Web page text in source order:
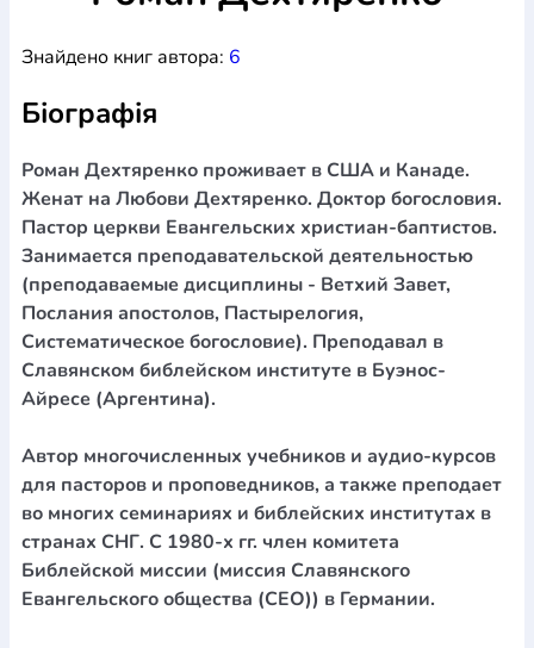
Богослов`я
Шлюб і сім`яЮдаїзм
ПеріодикаАудіо Ручки кулькові
БлокнотиЩоденники / щотижневики
Навчальні мапи Шкіряні виробиМагніти Металеві
вироби Міні-лампи НаклейкиНастільні ігриПакети
подарунковіПлакати Пластмасові виробиХустки
Подарункові карткиРозвиваючі ігри РепринтиСвічки
Зошити
Фотокартини Чохли на Библії
Головні убори
Календарі
Канцелярскі товари
Комп`ютерні ігри
ЛистівкиСувенирна продукціяГодинники
Книга в комплекті
За додатковою інформацією дзвоніть за номером:
(097) 880-6379
Ми у Facebook
Знайдено книг автора: 6
Біографія
Роман Дехтяренко проживает в США и Канаде.
Женат на Любови Дехтяренко. Доктор богословия.
Пастор церкви Евангельских христиан-баптистов.
Занимается преподавательской деятельностью
(преподаваемые дисциплины - Ветхий Завет,
Послания апостолов, Пастырелогия,
Систематическое богословие). Преподавал в
Славянском библейском институте в Буэнос-
Айресе (Аргентина).
Автор многочисленных учебников и аудио-курсов
для пасторов и проповедников, а также преподает
во многих семинариях и библейских институтах в
странах СНГ. С 1980-х гг. член комитета
Библейской миссии (миссия Славянского
Евангельского общества (СЕО)) в Германии.